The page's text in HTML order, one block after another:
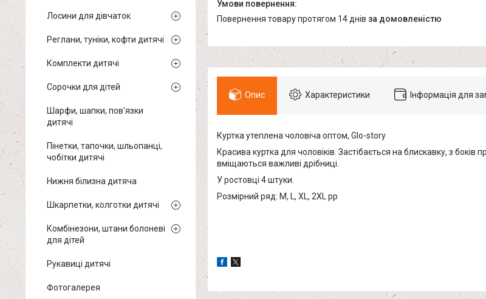
повернення товару протягом 14 днів за домовленістю
Опис Характеристики Інформація для
Куртка утеплена чоловіча оптом, Glo-story
Красива куртка для чоловіків. Застібається на блискавку, з боків
вміщаються важливі дрібниці.
У ростовці 4 штуки.
Розмірний ряд: M, L, XL, 2XL рр
Лосини для дівчаток
Реглани, туніки, кофти дитячі
Комплекти дитячі
Сорочки для дітей
Шарфи, шапки, пов'язки
дитячі
Пінетки, тапочки, шльопанці,
чобітки дитячі
Нижня білизна дитяча
Шкарпетки, колготки дитячі
Комбінезони, штани болоневі
для дітей
Рукавиці дитячі
Фотогалерея